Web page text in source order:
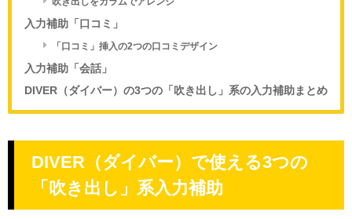
入力補助「口コミ」
「口コミ」挿入の2つの口コミデザイン
入力補助「会話」
DIVER（ダイバー）の3つの「吹き出し」系の入力補助まとめ
DIVER（ダイバー）で使える3つの
「吹き出し」系入力補助